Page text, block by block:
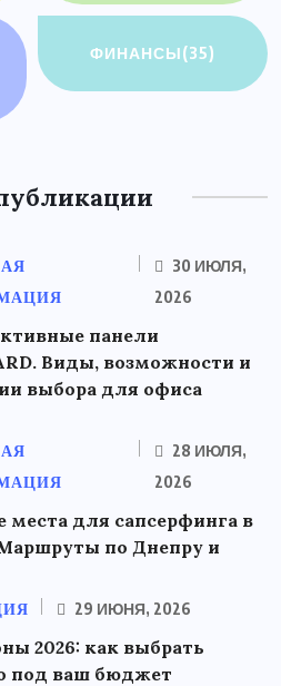
ФИНАНСЫ(35)
30 ИЮЛЯ,
2026
панели
Виды, возможности и
выбора для офиса
28 ИЮЛЯ,
2026
места для сапсерфинга в
по Днепру и
29 ИЮНЯ, 2026
2026: как выбрать
под ваш бюджет